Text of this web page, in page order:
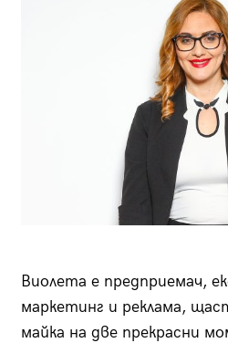
Виолета е предприемач,
маркетинг и реклама,
майка на две прекрасни